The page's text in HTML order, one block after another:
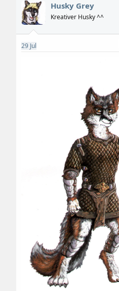
t
i
o
n
n
Husky Grey
Kreativer Husky ^^
29 Jul